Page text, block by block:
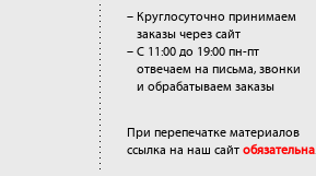
– Круглосуточно принимаем
заказы через сайт
– С 11:00 до 19:00 пн-пт
отвечаем на письма, звонки
и обрабатываем заказы
При перепечатке материалов
ссылка на наш сайт обязательна.